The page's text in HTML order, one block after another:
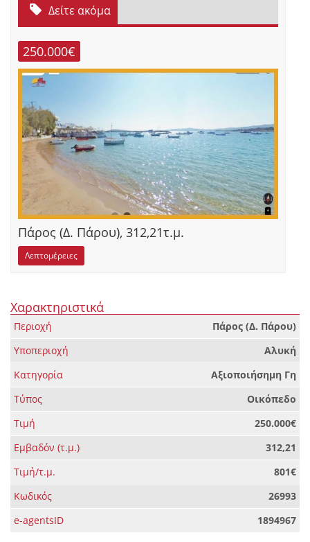
Δείτε ακόμα
250.000€
Πάρος (Δ. Πάρου), 312,21τ.μ.
Λεπτομέρειες
Χαρακτηριστικά
Περιοχή
Πάρος (Δ. Πάρου)
Υποπεριοχή
Αλυκή
Κατηγορία
Αξιοποιήσημη Γη
Τύπος
Οικόπεδο
Τιμή
250.000€
Εμβαδόν (τ.μ.)
312,21
Τιμή/τ.μ.
801€
Κωδικός
26993
e-agentsID
1894967